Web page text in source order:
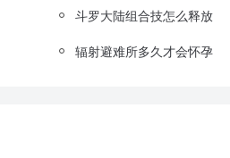
斗罗大陆组合技怎么释放
辐射避难所多久才会怀孕